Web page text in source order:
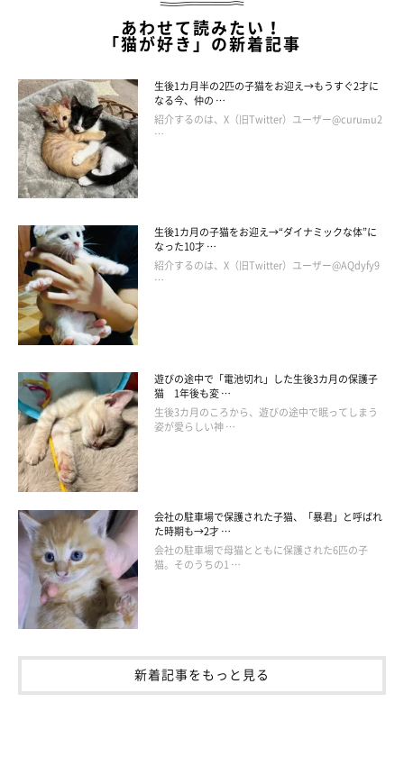
も、猫らしいツンとした動作に癒やされて、しっかりリラック
ス。
気分良く仕事に戻ったのでありました。
あわせて読みたい！
「猫が好き」の新着記事
生後1カ月半の2匹の子猫をお迎え→もうすぐ2才に
なる今、仲の …
紹介するのは、X（旧Twitter）ユーザー@curumu2
…
生後1カ月の子猫をお迎え→“ダイナミックな体”に
なった10才 …
紹介するのは、X（旧Twitter）ユーザー@AQdyfy9
…
遊びの途中で「電池切れ」した生後3カ月の保護子
猫 1年後も変 …
生後3カ月のころから、遊びの途中で眠ってしまう
姿が愛らしい神 …
会社の駐車場で保護された子猫、「暴君」と呼ばれ
た時期も→2才 …
会社の駐車場で母猫とともに保護された6匹の子
猫。そのうちの1 …
新着記事をもっと見る